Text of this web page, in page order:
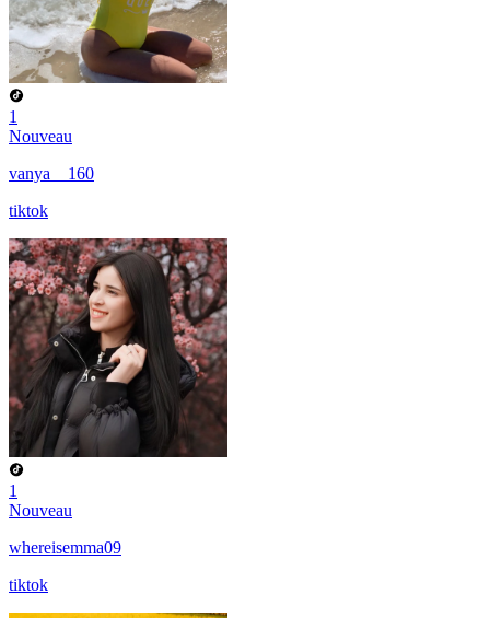
1
Nouveau
vanya__160
tiktok
1
Nouveau
whereisemma09
tiktok